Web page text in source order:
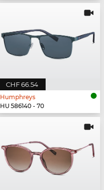
CHF 66.54
Humphreys
HU 586140 - 70